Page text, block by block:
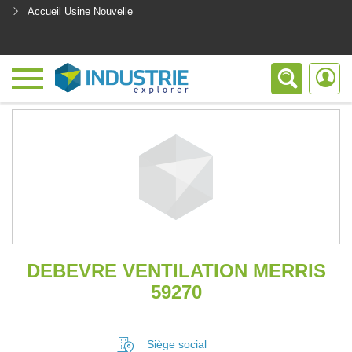
Accueil Usine Nouvelle
DEBEVRE VENTILATION MERRIS
59270
Siège social